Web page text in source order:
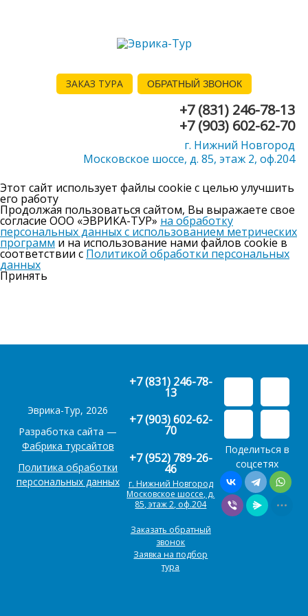
ЗАКАЗ ТУРА ОБРАТНЫЙ ЗВОНОК
+7 (831) 246-78-13
+7 (903) 602-62-70
г. Нижний Новгород
Московское шоссе, д. 85, этаж 2, оф.204
Этот сайт использует файлы cookie с целью улучшить
его работу
Продолжая пользоваться сайтом, Вы выражаете свое
согласие ООО «ЭВРИКА-ТУР» на обработку
персональных данных с использованием метрических
программ и на использование нами файлов cookie в
соответствии с Политикой обработки персональных
данных
Принять
Эврика-Тур, 2026
Разработка сайта —
Фабрика турсайтов
Политика обработки
персональных данных
Поделиться в
соцсетях
+7 (831) 246-78-
13
+7 (903) 602-62-
70
+7 (952) 789-26-
46
г. Нижний Новгород
Московское шоссе, д.
85, этаж 2, оф.204
Заказать обратный
звонок
Заявка на подбор
тура